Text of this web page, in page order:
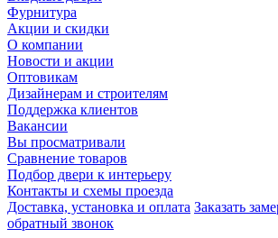
Фурнитура
Акции и скидки
О компании
Новости и акции
Оптовикам
Дизайнерам и строителям
Поддержка клиентов
Вакансии
Вы просматривали
Сравнение товаров
Подбор двери к интерьеру
Контакты и схемы проезда
Доставка, установка и оплата Заказать
обратный звонок